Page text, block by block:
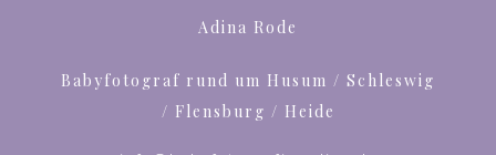
Adina Rode
Babyfotograf rund um Husum / Schleswig
/ Flensburg / Heide